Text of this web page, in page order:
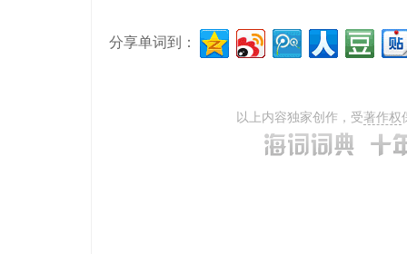
分享单词到：
以上内容独家创作，受著作权